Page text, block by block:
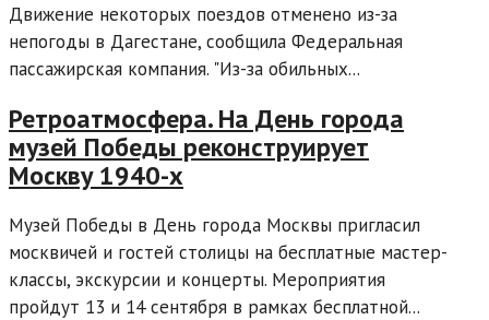
Движение некоторых поездов отменено из-за
непогоды в Дагестане, сообщила Федеральная
пассажирская компания. "Из-за обильных...
Ретроатмосфера. На День города
музей Победы реконструирует
Москву 1940-х
Музей Победы в День города Москвы пригласил
москвичей и гостей столицы на бесплатные мастер-
классы, экскурсии и концерты. Мероприятия
пройдут 13 и 14 сентября в рамках бесплатной...